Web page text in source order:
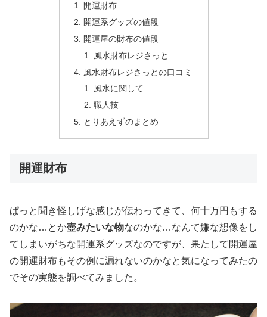
開運財布
開運系グッズの値段
開運屋の財布の値段
風水財布レジさっと
風水財布レジさっとの口コミ
風水に関して
職人技
とりあえずのまとめ
開運財布
ぱっと聞き怪しげな感じが伝わってきて、何十万円もする
のかな…とか壺みたいな物なのかな…なんて嫌な想像をし
てしまいがちな開運系グッズなのですが、果たして開運屋
の開運財布もその例に漏れないのかなと気になってみたの
でその実態を調べてみました。